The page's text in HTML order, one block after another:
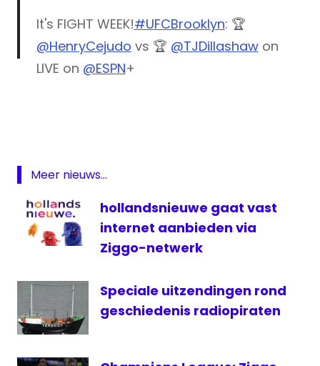
It's FIGHT WEEK!#UFCBrooklyn: 🏆
@HenryCejudo vs 🏆 @TJDillashawon
LIVE on @ESPN+
televisie
UFC
UFC
Brooklyn
UFC
kijken
live
Meer nieuws...
hollandsnieuwe gaat vast
internet aanbieden via
Ziggo-netwerk
Speciale uitzendingen rond
geschiedenis radiopiraten